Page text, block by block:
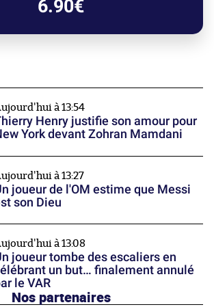
6.90€
à 13:54
Henry justifie son amour pour
York devant Zohran Mamdani
à 13:27
joueur de l'OM estime que Messi
son Dieu
à 13:08
joueur tombe des escaliers en
un but… finalement annulé
le VAR
Nos partenaires